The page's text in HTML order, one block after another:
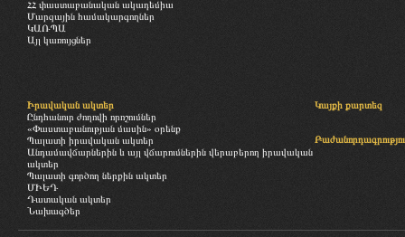
ՀՀ փաստաբանական ակադեմիա
Մարզային համակարգողներ
ԿԱՌՊԱ
Այլ կառույցներ
Իրավական ակտեր
Ընդհանուր ժողովի որոշումներ
«Փաստաբանության մասին» օրենք
Պալատի իրավական ակտեր
Անդամավճարներին և այլ վճարումներին վերաբերող իրավական
ակտեր
Պալատի գործող ներքին ակտեր
ՄԻԵԴ
Դատական ակտեր
Նախագծեր
Կայքի քարտեզ